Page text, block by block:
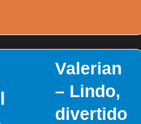
Valerian
– Lindo,
divertido